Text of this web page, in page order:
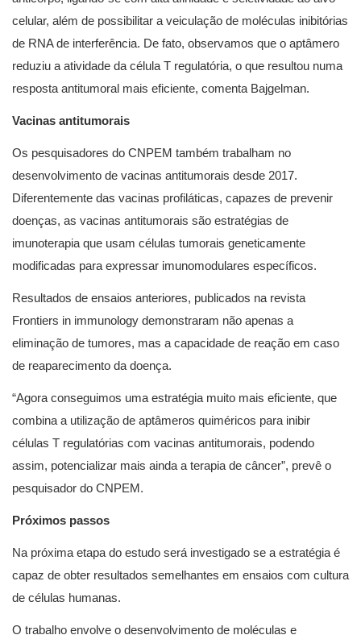
celular, além de possibilitar a veiculação de moléculas inibitórias
de RNA de interferência. De fato, observamos que o aptâmero
reduziu a atividade da célula T regulatória, o que resultou numa
resposta antitumoral mais eficiente, comenta Bajgelman.
Vacinas antitumorais
Os pesquisadores do CNPEM também trabalham no
desenvolvimento de vacinas antitumorais desde 2017.
Diferentemente das vacinas profiláticas, capazes de prevenir
doenças, as vacinas antitumorais são estratégias de
imunoterapia que usam células tumorais geneticamente
modificadas para expressar imunomodulares específicos.
Resultados de ensaios anteriores, publicados na revista
Frontiers in immunology demonstraram não apenas a
eliminação de tumores, mas a capacidade de reação em caso
de reaparecimento da doença.
“Agora conseguimos uma estratégia muito mais eficiente, que
combina a utilização de aptâmeros quiméricos para inibir
células T regulatórias com vacinas antitumorais, podendo
assim, potencializar mais ainda a terapia de câncer”, prevê o
pesquisador do CNPEM.
Próximos passos
Na próxima etapa do estudo será investigado se a estratégia é
capaz de obter resultados semelhantes em ensaios com cultura
de células humanas.
O trabalho envolve o desenvolvimento de moléculas e